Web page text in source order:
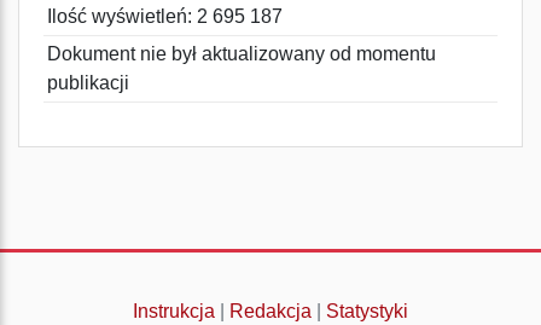
Ilość wyświetleń: 2 695 187
Dokument nie był aktualizowany od momentu
publikacji
Instrukcja Redakcja
Statystyki